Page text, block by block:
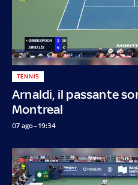
Arnaldi, il passante
Montreal
TENNIS
07 ago - 19:34